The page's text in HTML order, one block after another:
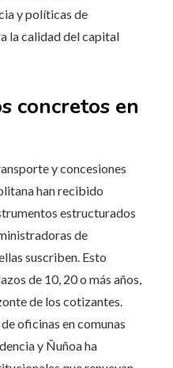
y políticas de
la calidad del capital
concretos en
y concesiones
han recibido
estructurados
de
suscriben. Esto
de 10, 20 o más años,
de los cotizantes.
oficinas en comunas
y Ñuñoa ha